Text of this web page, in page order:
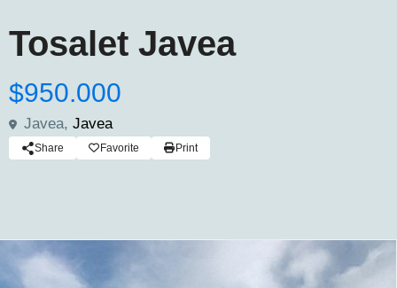
Tosalet Javea
$950.000
Javea, Javea
Share Favorite Print